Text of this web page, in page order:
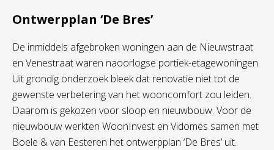
Ontwerpplan ‘De Bres’
De inmiddels afgebroken woningen aan de Nieuwstraat
en Venestraat waren naoorlogse portiek-etagewoningen.
Uit grondig onderzoek bleek dat renovatie niet tot de
gewenste verbetering van het wooncomfort zou leiden.
Daarom is gekozen voor sloop en nieuwbouw. Voor de
nieuwbouw werkten WoonInvest en Vidomes samen met
Boele & van Eesteren het ontwerpplan ‘De Bres’ uit.